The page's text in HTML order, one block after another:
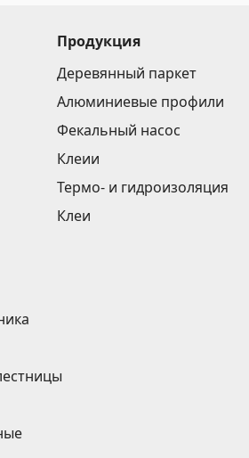
Продукция
Деревянный паркет
Алюминиевые профили
Фекальный насос
Клеии
Термо- и гидроизоляция
Клеи